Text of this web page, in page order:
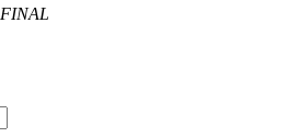
FINAL